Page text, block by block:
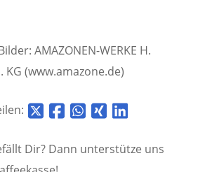
AMAZONEN-WERKE H.
KG (www.amazone.de)
Dir? Dann unterstütze uns